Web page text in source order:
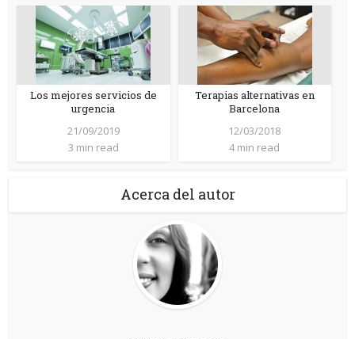
Los mejores servicios de
urgencia
21/09/2019
3 min read
Terapias alternativas en
Barcelona
12/03/2018
4 min read
Acerca del autor